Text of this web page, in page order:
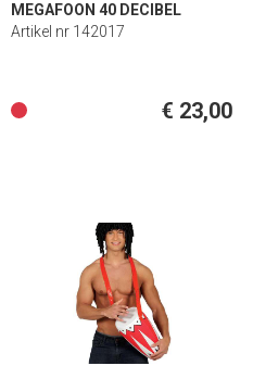
MEGAFOON 40 DECIBEL
Artikel nr 142017
€ 23,00